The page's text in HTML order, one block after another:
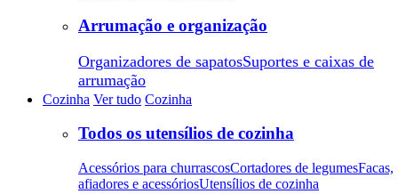
Arrumação e organização
Organizadores de sapatosSuportes e caixas de
arrumação
Cozinha Ver tudo Cozinha
Todos os utensílios de cozinha
Acessórios para churrascosCortadores de legumesFacas,
afiadores e acessóriosUtensílios de cozinha